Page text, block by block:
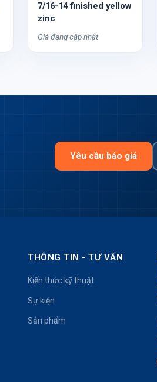
7/16-14 finished yellow
zinc
Giá đang cập nhật
Yêu cầu báo giá
THÔNG TIN - TƯ VẤN
Kiến thức kỹ thuật
Sự kiện
Sản phẩm